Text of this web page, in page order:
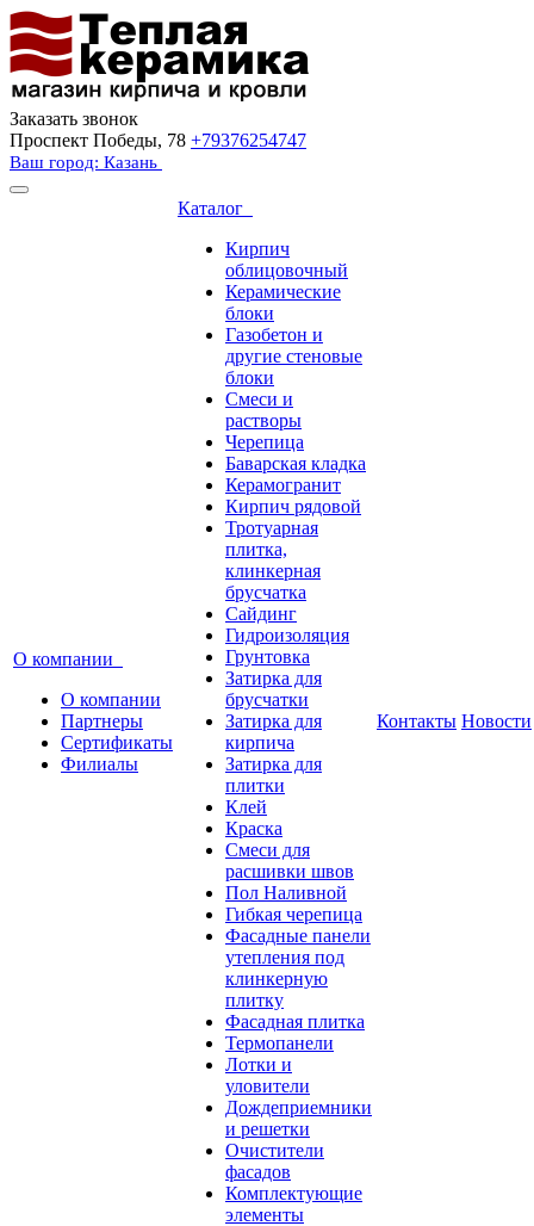
Заказать звонок
Проспект Победы, 78 +79376254747
Ваш город: Казань
О компании
О компании
Партнеры
Сертификаты
Филиалы
Каталог
Кирпич
облицовочный
Керамические
блоки
Газобетон и
другие стеновые
блоки
Смеси и
растворы
Черепица
Баварская кладка
Керамогранит
Кирпич рядовой
Тротуарная
плитка,
клинкерная
брусчатка
Сайдинг
Гидроизоляция
Грунтовка
Затирка для
брусчатки
Затирка для
кирпича
Затирка для
плитки
Клей
Краска
Смеси для
расшивки швов
Пол Наливной
Гибкая черепица
Фасадные панели
утепления под
клинкерную
плитку
Фасадная плитка
Термопанели
Лотки и
уловители
Дождеприемники
и решетки
Очистители
фасадов
Комплектующие
элементы
Контакты Новости